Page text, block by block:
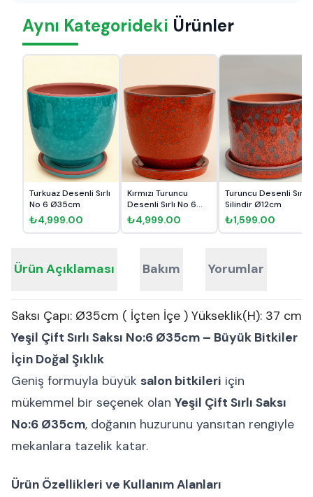
Aynı Kategorideki Ürünler
Turkuaz Desenli Sırlı
No 6 Ø35cm
₺4,999.00
Kırmızı Turuncu
Desenli Sırlı No 6
Ø35cm
₺4,999.00
Turuncu Desenli Sırlı
Silindir Ø12cm
₺1,599.00
Ürün Açıklaması Bakım Yorumlar
Saksı Çapı: Ø35cm ( İçten İçe ) Yükseklik(H): 37 cm
Yeşil Çift Sırlı Saksı No:6 Ø35cm – Büyük Bitkiler
İçin Doğal Şıklık
Geniş formuyla büyük salon bitkileri için
mükemmel bir seçenek olan Yeşil Çift Sırlı Saksı
No:6 Ø35cm, doğanın huzurunu yansıtan rengiyle
mekanlara tazelik katar.
Ürün Özellikleri ve Kullanım Alanları